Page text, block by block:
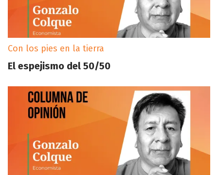
Con los pies en la tierra
El espejismo del 50/50